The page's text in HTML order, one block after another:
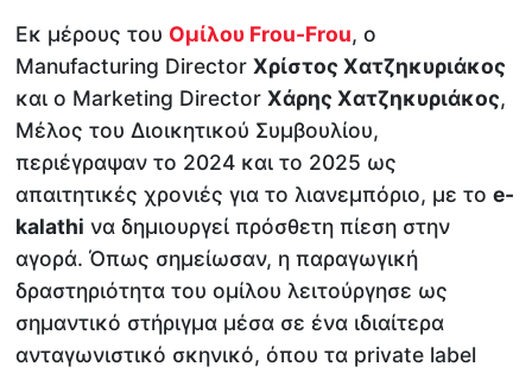
Εκ μέρους του Ομίλου Frou-Frou, ο
Manufacturing DirectorΧρίστος Χατζηκυριάκος
και ο Marketing DirectorΧάρης Χατζηκυριάκος,
Μέλος του Διοικητικού Συμβουλίου,
περιέγραψαν το 2024 και το 2025 ως
απαιτητικές χρονιές για το λιανεμπόριο, με τοe-
kalathi να δημιουργεί πρόσθετη πίεση στην
αγορά. Όπως σημείωσαν, η παραγωγική
δραστηριότητα του ομίλου λειτούργησε ως
σημαντικό στήριγμα μέσα σε ένα ιδιαίτερα
ανταγωνιστικό σκηνικό, όπου τα private label